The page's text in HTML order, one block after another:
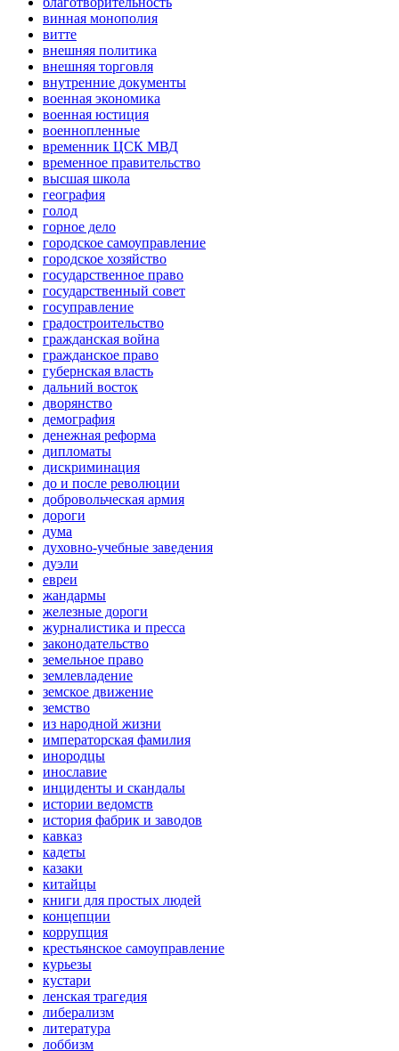
винная монополия
витте
внешняя политика
внешняя торговля
внутренние документы
военная экономика
военная юстиция
военнопленные
временник ЦСК МВД
временное правительство
высшая школа
география
голод
горное дело
городское самоуправление
городское хозяйство
государственное право
государственный совет
госуправление
градостроительство
гражданская война
гражданское право
губернская власть
дальний восток
дворянство
демография
денежная реформа
дипломаты
дискриминация
до и после революции
добровольческая армия
дороги
дума
духовно-учебные заведения
дуэли
евреи
жандармы
железные дороги
журналистика и пресса
законодательство
земельное право
землевладение
земское движение
земство
из народной жизни
императорская фамилия
инородцы
инославие
инциденты и скандалы
истории ведомств
история фабрик и заводов
кавказ
кадеты
казаки
китайцы
книги для простых людей
концепции
коррупция
крестьянское самоуправление
курьезы
кустари
ленская трагедия
либерализм
литература
лоббизм